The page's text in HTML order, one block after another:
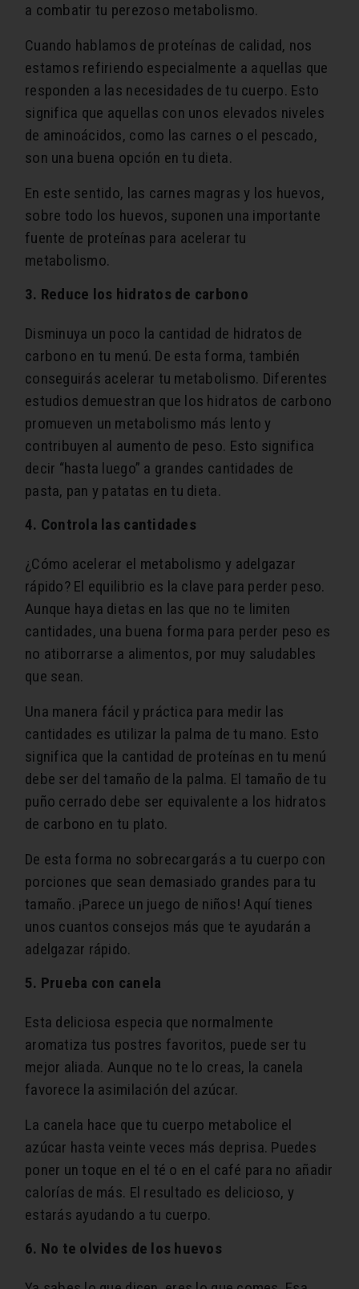
a combatir tu perezoso metabolismo.
Cuando hablamos de proteínas de calidad, nos
estamos refiriendo especialmente a aquellas que
responden a las necesidades de tu cuerpo. Esto
significa que aquellas con unos elevados niveles
de aminoácidos, como las carnes o el pescado,
son una buena opción en tu dieta.
En este sentido, las carnes magras y los huevos,
sobre todo los huevos, suponen una importante
fuente de proteínas para acelerar tu
metabolismo.
3. Reduce los hidratos de carbono
Disminuya un poco la cantidad de hidratos de
carbono en tu menú. De esta forma, también
conseguirás acelerar tu metabolismo. Diferentes
estudios demuestran que los hidratos de carbono
promueven un metabolismo más lento y
contribuyen al aumento de peso. Esto significa
decir “hasta luego” a grandes cantidades de
pasta, pan y patatas en tu dieta.
4. Controla las cantidades
¿Cómo acelerar el metabolismo y adelgazar
rápido? El equilibrio es la clave para perder peso.
Aunque haya dietas en las que no te limiten
cantidades, una buena forma para perder peso es
no atiborrarse a alimentos, por muy saludables
que sean.
Una manera fácil y práctica para medir las
cantidades es utilizar la palma de tu mano. Esto
significa que la cantidad de proteínas en tu menú
debe ser del tamaño de la palma. El tamaño de tu
puño cerrado debe ser equivalente a los hidratos
de carbono en tu plato.
De esta forma no sobrecargarás a tu cuerpo con
porciones que sean demasiado grandes para tu
tamaño. ¡Parece un juego de niños! Aquí tienes
unos cuantos consejos más que te ayudarán a
adelgazar rápido.
5. Prueba con canela
Esta deliciosa especia que normalmente
aromatiza tus postres favoritos, puede ser tu
mejor aliada. Aunque no te lo creas, la canela
favorece la asimilación del azúcar.
La canela hace que tu cuerpo metabolice el
azúcar hasta veinte veces más deprisa. Puedes
poner un toque en el té o en el café para no añadir
calorías de más. El resultado es delicioso, y
estarás ayudando a tu cuerpo.
6. No te olvides de los huevos